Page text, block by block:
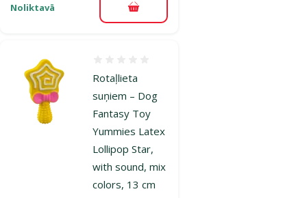
Noliktavā Pievienot grozam
Rotaļlieta
suņiem – Dog
Fantasy Toy
Yummies Latex
Lollipop Star,
with sound, mix
colors, 13 cm